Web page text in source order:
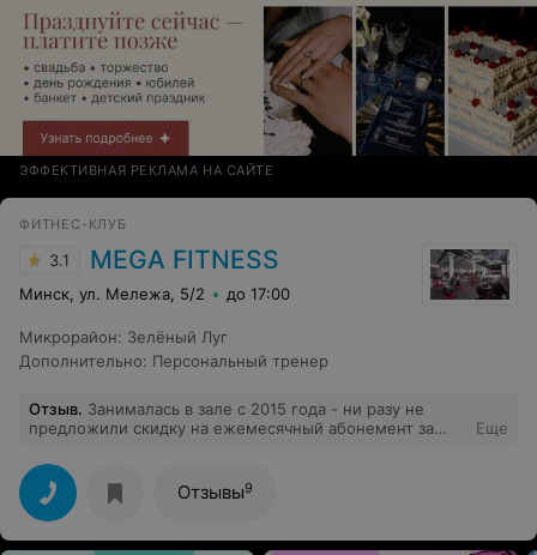
абонемента, а также с отработкой пропущенных
занятий и все в интересах клиента! Спасибо огромное,
за то что есть такая школа в Минске, которая даёт
возможность взрослому человеку познавать и
открывать плавание с интересом и энтузиазмом
ребёнка!
ЭФФЕКТИВНАЯ РЕКЛАМА НА САЙТЕ
ФИТНЕС-КЛУБ
3.1 MEGA FITNESS
Минск, ул. Мележа, 5/2 до 17:00
Микрорайон: Зелёный Луг
Дополнительно: Персональный тренер
Отзыв. Занималась в зале с 2015 года - ни разу не
предложили скидку на ежемесячный абонемент за
помещение с высокими потолками, в котором
комфортно и зимой, и летом - большой выбор
свободных весов - много небольших зальчиков для
индивидуального тренинга - профессиональные
тренеры
Еще
Отзывы9